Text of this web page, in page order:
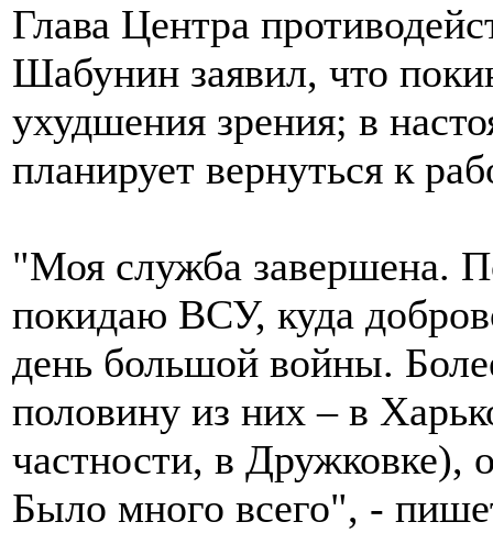
Глава Центра
Шабунин заявил, что
ухудшения зрения; в
планирует вернуться к
"Моя служба завершена.
покидаю ВСУ, куда
день большой войны.
половину из них – в
частности, в Дружковке),
Было много всего", -